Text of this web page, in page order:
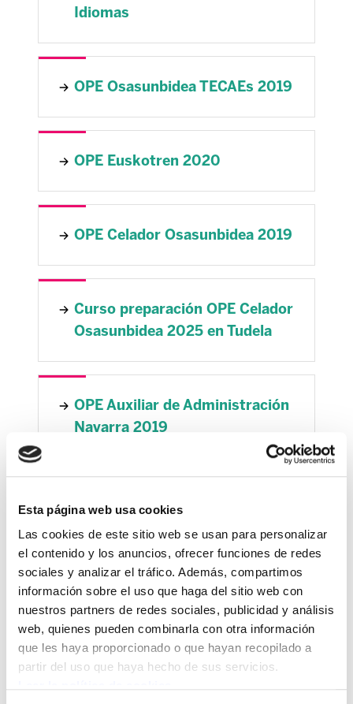
Esta página web usa cookies
Las cookies de este sitio web se usan para personalizar
el contenido y los anuncios, ofrecer funciones de redes
sociales y analizar el tráfico. Además, compartimos
información sobre el uso que haga del sitio web con
nuestros partners de redes sociales, publicidad y análisis
web, quienes pueden combinarla con otra información
que les haya proporcionado o que hayan recopilado a
partir del uso que haya hecho de sus servicios.
Idiomas
OPE Osasunbidea TECAEs 2019
OPE Euskotren 2020
OPE Celador Osasunbidea 2019
Curso preparación OPE Celador
Osasunbidea 2025 en Tudela
OPE Auxiliar de Administración
Navarra 2019
Temarios para la OPE de
Foral de Bizkaia
Curso OPE Correos 2023